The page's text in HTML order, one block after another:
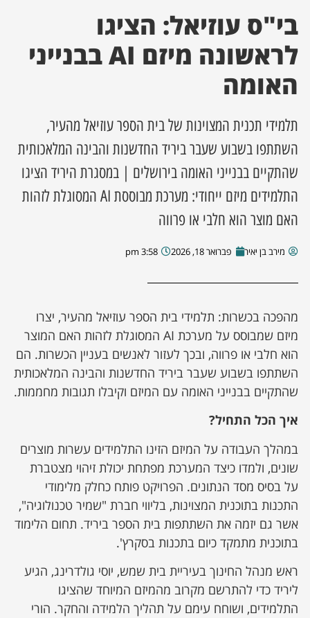
מסע מלחמה
השבוע
מקומית
עסקים
בי"ס עוזיאל: הציגו
לראשונה מיזם AI בבנייני
האומה
תלמידי תכנית המצוינות של בית הספר עוזיאל מהעיר,
השתתפו בשבוע שעבר ביריד החדשנות והבינה המלאכותית
שהתקיים בבנייני האומה בירושלים | במסגרת היריד הציגו
התלמידים מיזם ייחודי: מערכת מבוססת AI המסוגלת לזהות
האם מוצר הוא חלבי או פרווה
מירב בן יאיר פברואר 18, 2026 3:58 pm
מהפכה בכשרות: תלמידי בית הספר עוזיאל מהעיר, יצרו
מיזם שמבוסס על מערכת AI המסוגלת לזהות האם המוצר
הוא חלבי או פרווה, ובכך לעזור לאנשים בעניין הכשרות. הם
השתתפו בשבוע שעבר ביריד החדשנות והבינה המלאכותית
שהתקיים בבנייני האומה עם המיזם וקיבלו תגובות מחממות.
איך הכל התחיל?
במהלך העבודה על המיזם הזינו התלמידים עשרות מוצרים
שונים, ולמדו כיצד המערכת מפתחת יכולת זיהוי מצטברת
על בסיס מסד הנתונים. הפרויקט פותח כחלק מלימודי
התכנות בתוכנית המצוינות, בליווי חברת "שמיר טכנולוגיה",
אשר גם יזמה את השתתפות בית הספר ביריד. תחום הלימוד
בתוכנית מתמקד כיום בתכנות בסקרץ'.
ראש מנהל החינוך בעיריית בית שמש, יוסי גולדרינג, הגיע
ליריד כדי להתרשם מקרוב מהמיזם המיוחד שהציגו
התלמידים, ושוחח עימם על תהליך הלמידה והחקר. הורי